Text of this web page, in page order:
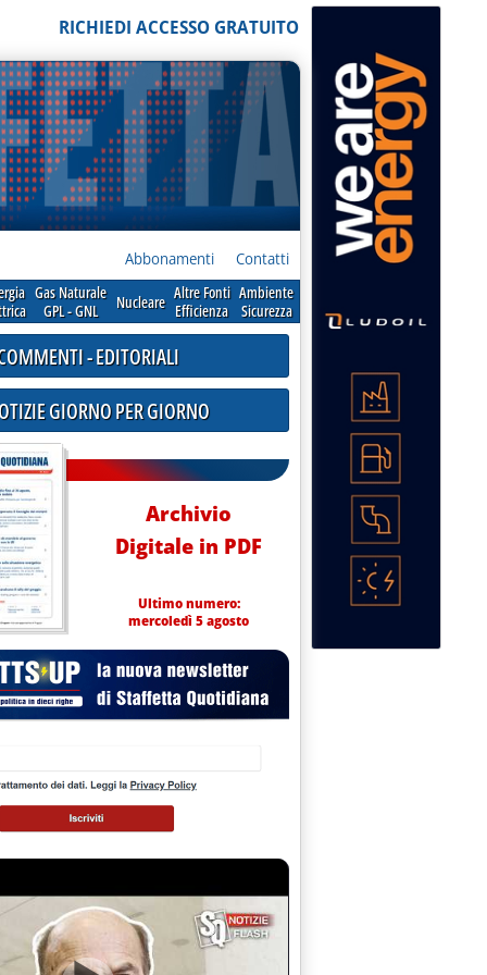
RICHIEDI ACCESSO GRATUITO
Abbonamenti Contatti
Gas Naturale
GPL - GNL
Nucleare Altre Fonti
Efficienza
Ambiente
Sicurezza
- EDITORIALI
GIORNO PER GIORNO
Archivio
Digitale in PDF
Ultimo numero:
mercoledì 5 agosto